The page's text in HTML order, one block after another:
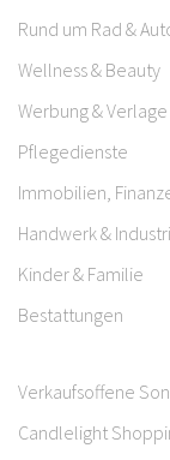
Rund um Rad &
Wellness & Beauty
Werbung & Verlage
Pflegedienste
Immobilien,
Handwerk &
Kinder & Familie
Bestattungen
Verkaufsoffene
Candlelight